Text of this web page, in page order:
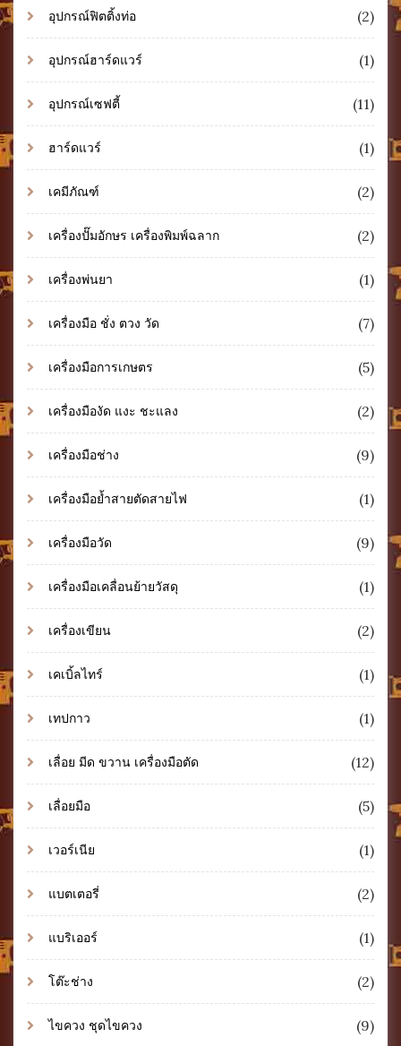
อุปกรณ์ฟิตติ้งท่อ (2)
อุปกรณ์ฮาร์ดแวร์ (1)
อุปกรณ์เซฟตี้ (11)
ฮาร์ดแวร์ (1)
เคมีภัณฑ์ (2)
เครื่องปั๊มอักษร เครื่องพิมพ์ฉลาก (2)
เครื่องพ่นยา (1)
เครื่องมือ ชั่ง ตวง วัด (7)
เครื่องมือการเกษตร (5)
เครื่องมืองัด แงะ ชะแลง (2)
เครื่องมือช่าง (9)
เครื่องมือย้ำสายตัดสายไฟ (1)
เครื่องมือวัด (9)
เครื่องมือเคลื่อนย้ายวัสดุ (1)
เครื่องเขียน (2)
เคเบิ้ลไทร์ (1)
เทปกาว (1)
เลื่อย มีด ขวาน เครื่องมือตัด (12)
เลื่อยมือ (5)
เวอร์เนีย (1)
แบตเตอรี่ (2)
แบริเออร์ (1)
โต๊ะช่าง (2)
ไขควง ชุดไขควง (9)